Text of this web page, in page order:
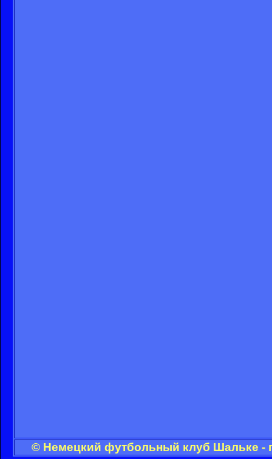
© Немецкий футбольный клуб Шальке -